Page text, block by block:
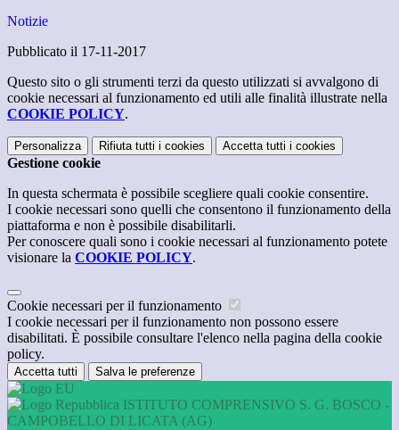
Notizie
Pubblicato il 17-11-2017
Questo sito o gli strumenti terzi da questo utilizzati si avvalgono di
cookie necessari al funzionamento ed utili alle finalità illustrate nella
COOKIE POLICY.
Personalizza Rifiuta tutti i cookies Accetta tutti i cookies
Gestione cookie
In questa schermata è possibile scegliere quali cookie consentire.
I cookie necessari sono quelli che consentono il funzionamento della
piattaforma e non è possibile disabilitarli.
Per conoscere quali sono i cookie necessari al funzionamento potete
visionare la COOKIE POLICY.
Cookie necessari per il funzionamento
I cookie necessari per il funzionamento non possono essere
disabilitati. È possibile consultare l'elenco nella pagina della cookie
policy.
Accetta tutti Salva le preferenze
ISTITUTO COMPRENSIVO S. G. BOSCO -
CAMPOBELLO DI LICATA (AG)